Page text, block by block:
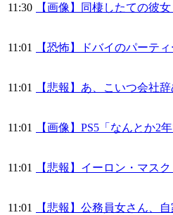
11:30 【画像】同棲したての彼
11:01 【恐怖】ドバイのパーテ
11:01 【悲報】あ、こいつ会社
11:01 【画像】PS5「なんとか2
11:01 【悲報】イーロン・マス
11:01 【悲報】公務員女さん、